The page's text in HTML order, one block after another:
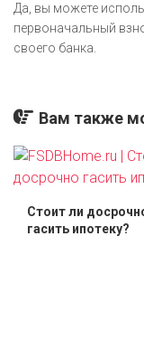
Да, вы можете
первоначальный
своего банка.
Вам также
Стоит ли
гасить ипотеку?